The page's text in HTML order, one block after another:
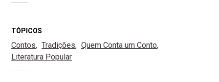
TÓPICOS
Contos Tradições
Quem Conta um Conto
Literatura Popular